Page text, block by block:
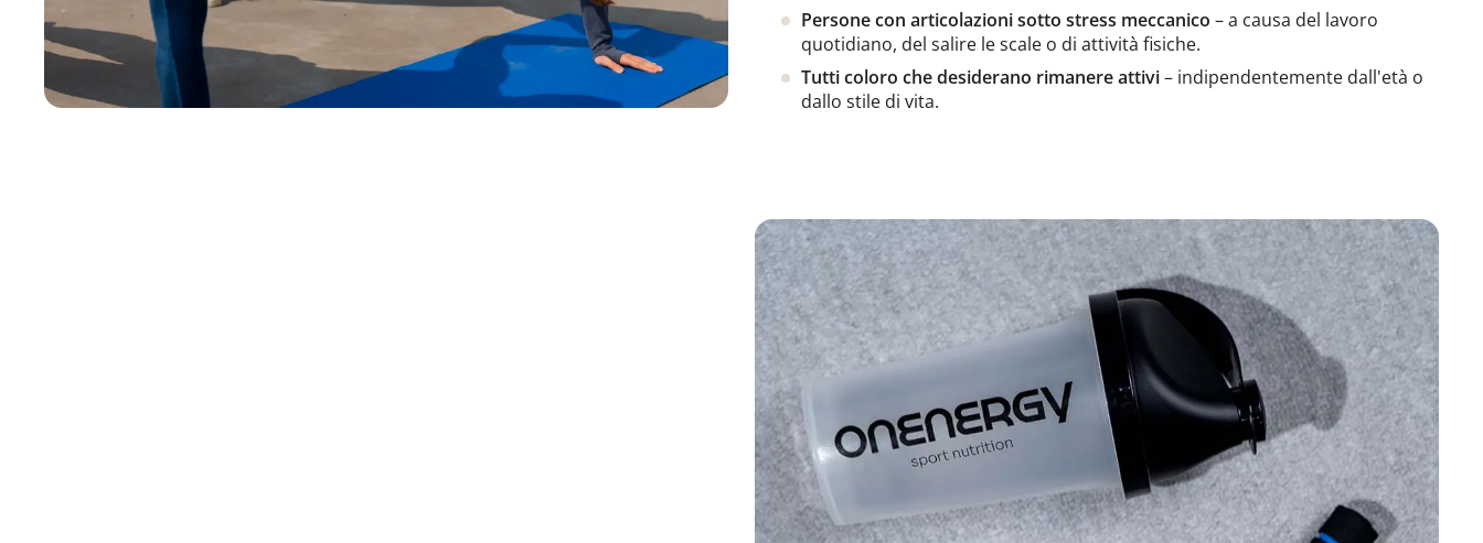
Persone con articolazioni sotto stress meccanico – a causa del lavoro
quotidiano, del salire le scale o di attività fisiche.
Tutti coloro che desiderano rimanere attivi– indipendentemente dall'età o
dallo stile di vita.